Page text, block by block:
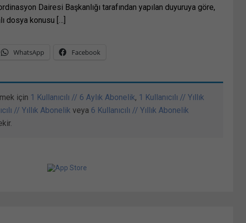
Dairesi Başkanlığı tarafından yapılan duyuruya göre,
dosya konusu […]
WhatsApp Facebook
için 1 Kullanıcılı // 6 Aylık Abonelik, 1 Kullanıcılı // Yıllık
// Yıllık Abonelik veya 6 Kullanıcılı // Yıllık Abonelik